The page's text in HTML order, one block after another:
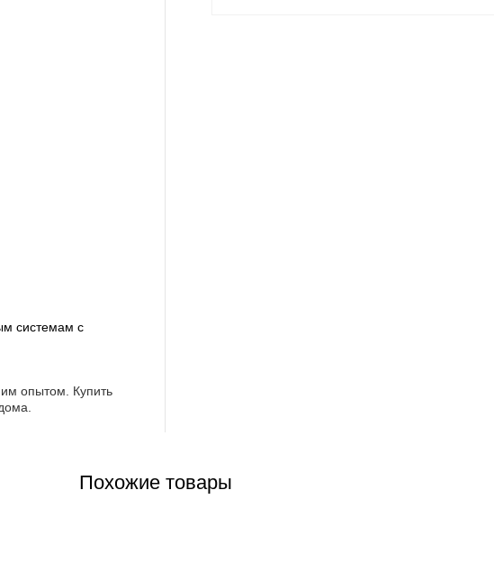
системам с
опытом. Купить
Похожие товары